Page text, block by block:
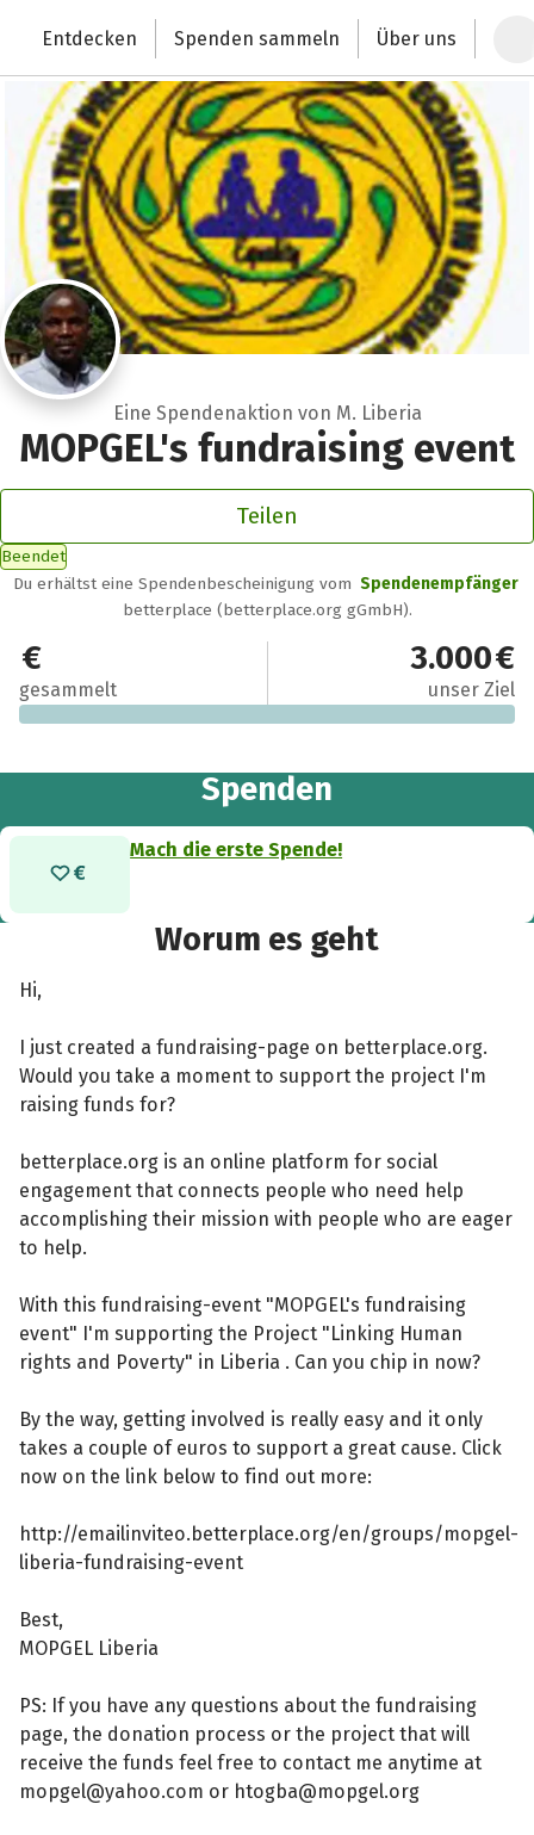
Deutschlands größte Spendenplattform
Entdecken Spenden sammeln Über uns
Eine Spendenaktion von M. Liberia
MOPGEL's fundraising event
Teilen
Beendet
Du erhältst eine Spendenbescheinigung vom Spendenempfänger
betterplace (betterplace.org gGmbH).
0 €
gesammelt
3.000 €
unser Ziel
Spenden
Mach die erste Spende!
Worum es geht
Hi,
I just created a fundraising-page on betterplace.org.
Would you take a moment to support the project I'm
raising funds for?
betterplace.org is an online platform for social
engagement that connects people who need help
accomplishing their mission with people who are eager
to help.
With this fundraising-event "MOPGEL's fundraising
event" I'm supporting the Project "Linking Human
rights and Poverty" in Liberia . Can you chip in now?
By the way, getting involved is really easy and it only
takes a couple of euros to support a great cause. Click
now on the link below to find out more:
http://emailinviteo.betterplace.org/en/groups/mopgel-
liberia-fundraising-event
Best,
MOPGEL Liberia
PS: If you have any questions about the fundraising
page, the donation process or the project that will
receive the funds feel free to contact me anytime at
mopgel@yahoo.com or htogba@mopgel.org